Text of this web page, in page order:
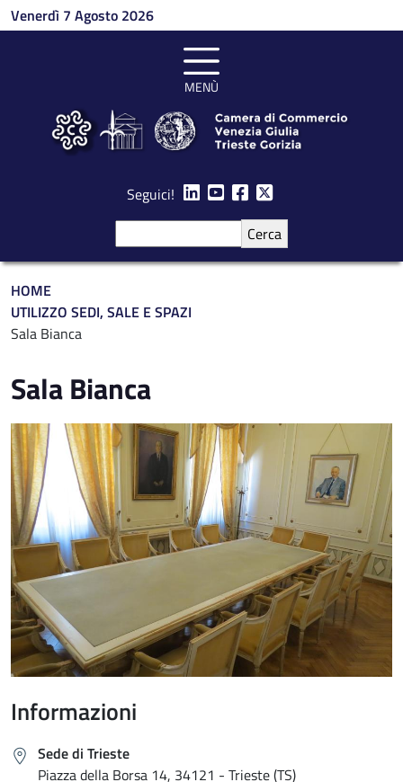
Salta al contenuto principale
Venerdì 7 Agosto 2026
MENÙ
Seguici!
Briciole di pane
HOME
UTILIZZO SEDI, SALE E SPAZI
Sala Bianca
Sala Bianca
Informazioni
Sede di Trieste
Piazza della Borsa 14, 34121 - Trieste (TS)